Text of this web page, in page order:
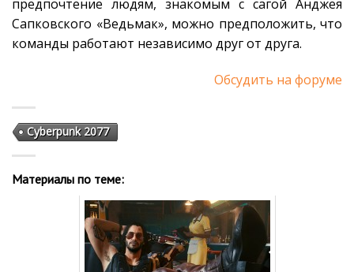
предпочтение людям, знакомым с сагой Анджея
Сапковского «Ведьмак», можно предположить, что
команды работают независимо друг от друга.
Обсудить на форуме
Cyberpunk 2077
Материалы по теме: